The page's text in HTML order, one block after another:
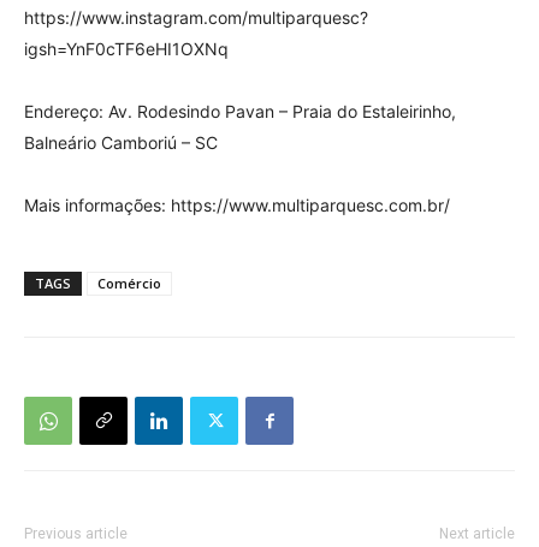
https://www.instagram.com/multiparquesc?
igsh=YnF0cTF6eHI1OXNq
Endereço: Av. Rodesindo Pavan – Praia do Estaleirinho,
Balneário Camboriú – SC
Mais informações: https://www.multiparquesc.com.br/
TAGS Comércio
Previous article Next article